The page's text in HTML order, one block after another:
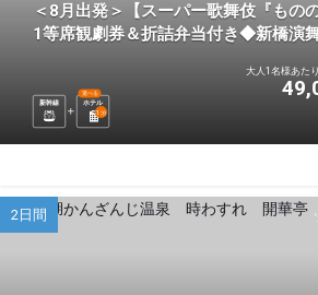
＜8月出発＞【スーパー歌舞伎『もの
1等席観劇券＆折詰弁当付き◆新橋
新幹線 ホテル
選べる
1 泊
大人1名様あた
2日間